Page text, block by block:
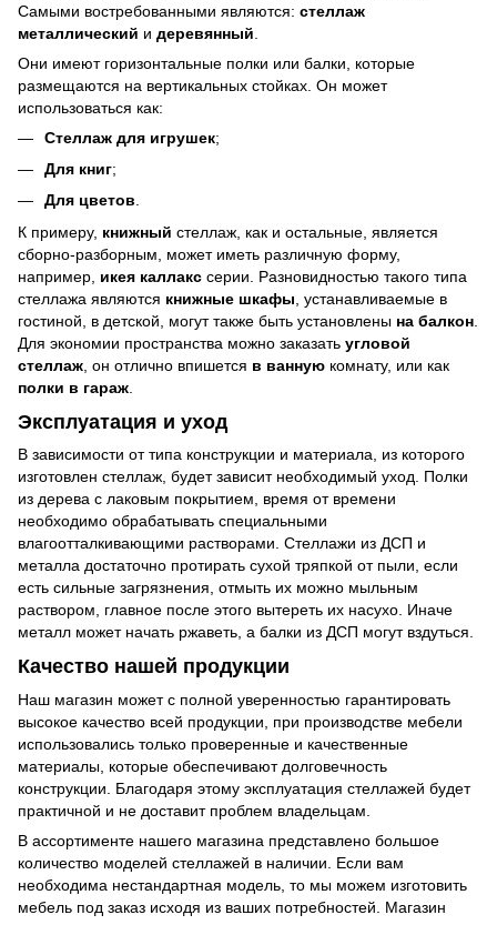
Самыми востребованными являются: стеллаж
металлический и деревянный
Они имеют горизонтальные полки или балки, которые
размещаются на вертикальных стойках. Он может
использоваться как:
Стеллаж для игрушек;
Для книг;
Для цветов.
К примеру, книжный стеллаж, как и остальные, является
сборно-разборным, может иметь различную форму,
например, икея каллакс серии. Разновидностью такого типа
стеллажа являются книжные шкафы , устанавливаемые в
гостиной, в детской, могут также быть установлены на балкон
Для экономии пространства можно заказать угловой
стеллаж , он отлично впишется в ванную комнату, или как
полки в гараж
Эксплуатация и уход
В зависимости от типа конструкции и материала, из которого
изготовлен стеллаж, будет зависит необходимый уход. Полки
из дерева с лаковым покрытием, время от времени
необходимо обрабатывать специальными
влагоотталкивающими растворами. Стеллажи из ДСП и
металла достаточно протирать сухой тряпкой от пыли, если
есть сильные загрязнения, отмыть их можно мыльным
раствором, главное после этого вытереть их насухо. Иначе
металл может начать ржаветь, а балки из ДСП могут вздуться.
Качество нашей продукции
Наш магазин может с полной уверенностью гарантировать
высокое качество всей продукции, при производстве мебели
использовались только проверенные и качественные
материалы, которые обеспечивают долговечность
конструкции. Благодаря этому эксплуатация стеллажей будет
практичной и не доставит проблем владельцам.
В ассортименте нашего магазина представлено большое
количество моделей стеллажей в наличии. Если вам
необходима нестандартная модель, то мы можем изготовить
мебель под заказ исходя из ваших потребностей. Магазин